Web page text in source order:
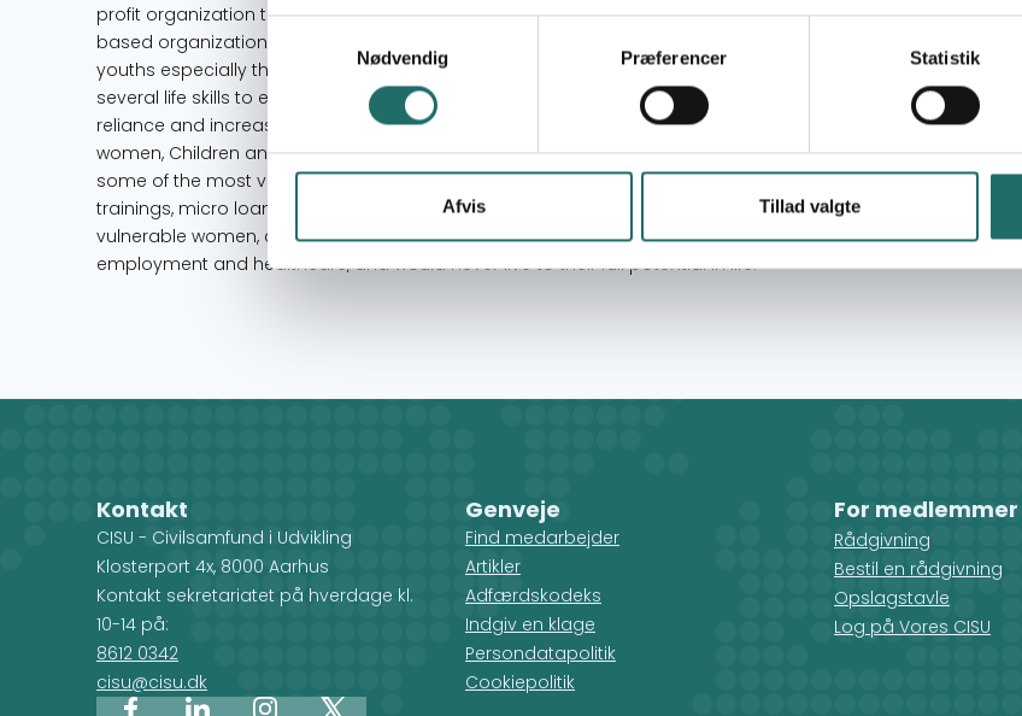
Nødvendig
Præferencer Statistik
Afvis Tillad valgte
profit organization that was founded in March 2011 which recently got updated as a community
based organization CBO) that serves to meet the needs of women with children, single mothers and
youths especially through affordable education, entrepreneur skills, financial management and
several life skills to eradicate poverty through creation of avenues and opportunities leading to self
reliance and increase on income for individuals and homes hence financial freedom. However,
women, Children and youths in Uganda today will be the next generation of leaders and are also
some of the most vulnerable members of our society. Through our life transforming projects,
trainings, micro loans/lending and sponsorship opportunities, we are able to meet the needs of
vulnerable women, children and youths who would otherwise have no access to education,
employment and healthcare, and would never live to their full potential in life.
Kontakt
CISU - Civilsamfund i Udvikling
Klosterport 4x, 8000 Aarhus
Kontakt sekretariatet på hverdage kl.
10-14 på:
8612 0342
cisu@cisu.dk
Genveje
Find medarbejder
Artikler
Adfærdskodeks
Indgiv en klage
Persondatapolitik
Cookiepolitik
For medlemmer
Rådgivning
Bestil en rådgivning
Opslagstavle
Log på Vores CISU